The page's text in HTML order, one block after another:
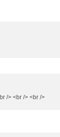
/> <br /> <br />